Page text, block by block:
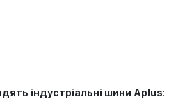
індустріальні шини Aplus: